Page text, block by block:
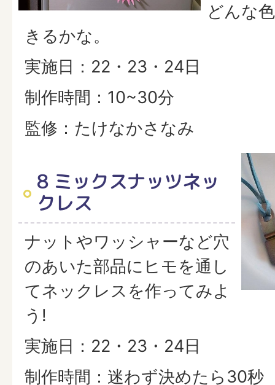
どんな
きるかな。
実施日：22・23・24日
制作時間：10~30分
監修：たけなかさなみ
8 ミックスナッツネッ
クレス
ナットやワッシャーなど穴
のあいた部品にヒモを通し
てネックレスを作ってみよ
う!
実施日：22・23・24日
制作時間：迷わず決めたら30秒